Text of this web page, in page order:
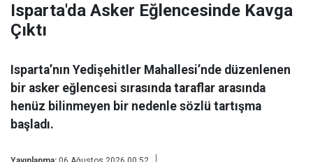
Isparta'da Asker Eğlencesinde Kavga
Çıktı
Isparta’nın Yedişehitler Mahallesi’nde düzenlenen
bir asker eğlencesi sırasında taraflar arasında
henüz bilinmeyen bir nedenle sözlü tartışma
başladı.